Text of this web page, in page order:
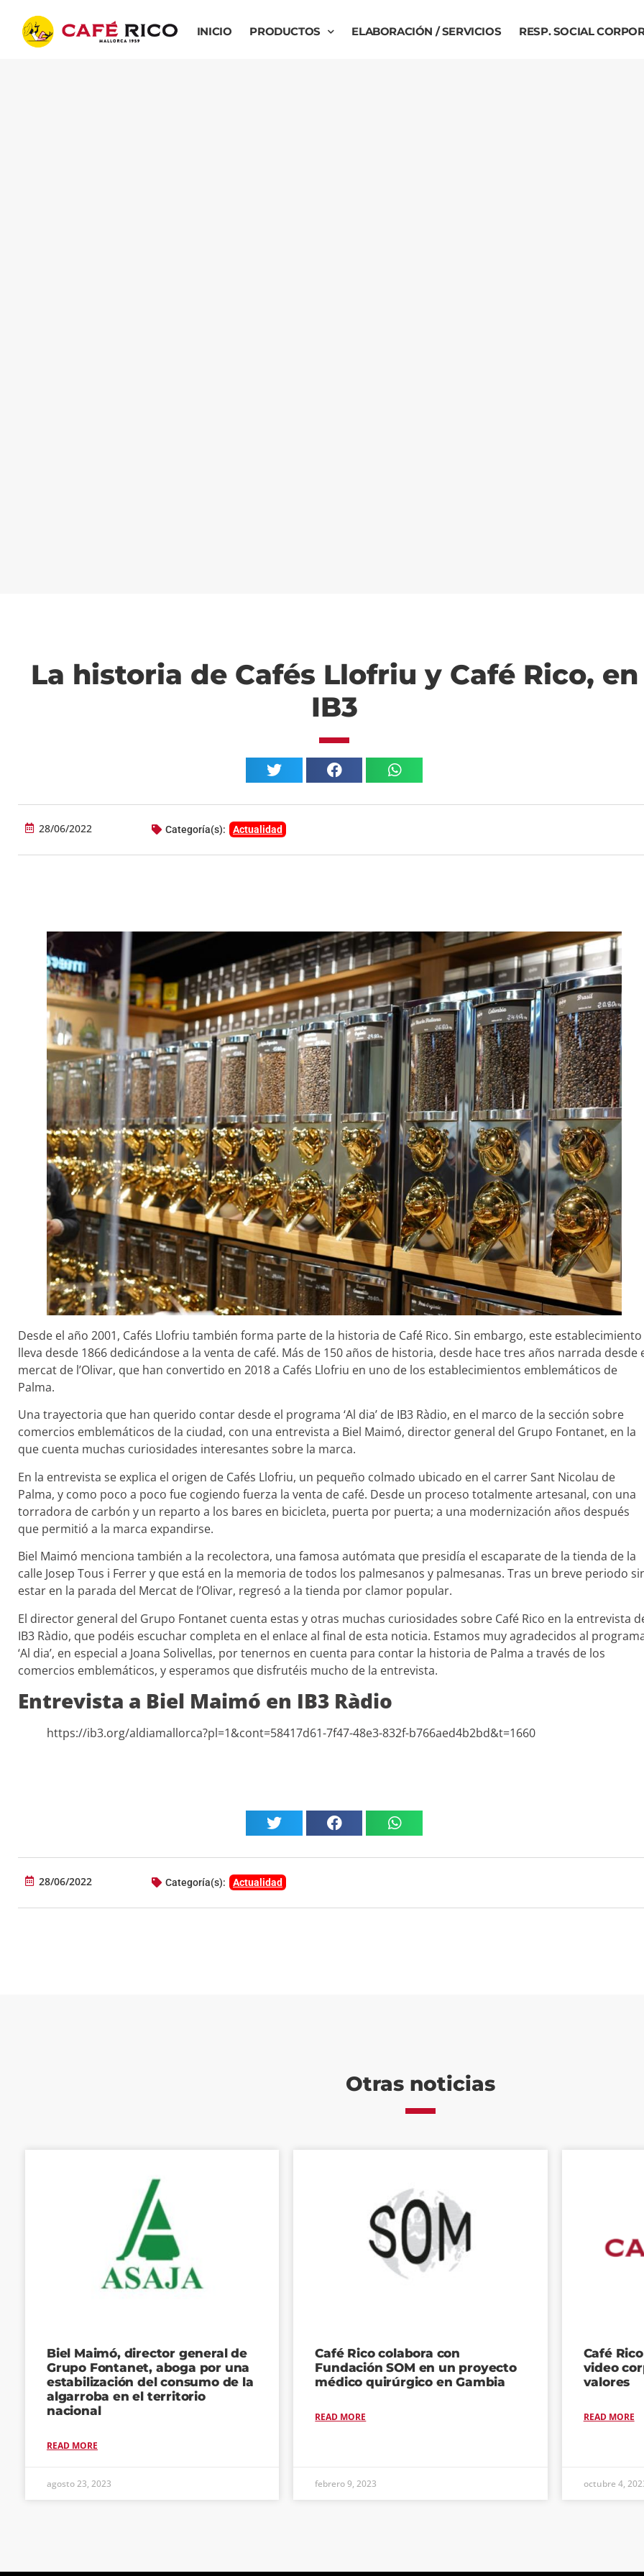
INICIO PRODUCTOS ELABORACIÓN / SERVICIOS RESP. SOCIAL
La historia de Cafés Llofriu y Café Rico, en
IB3
28/06/2022 Categoría(s): Actualidad
Desde el año 2001, Cafés Llofriu también forma parte de la historia de Café Rico. Sin embargo, este establecimiento
lleva desde 1866 dedicándose a la venta de café. Más de 150 años de historia, desde hace tres años narrada desde
mercat de l’Olivar, que han convertido en 2018 a Cafés Llofriu en uno de los establecimientos emblemáticos de
Palma.
Una trayectoria que han querido contar desde el programa ‘Al dia’ de IB3 Ràdio, en el marco de la sección sobre
comercios emblemáticos de la ciudad, con una entrevista a Biel Maimó, director general del Grupo Fontanet, en la
que cuenta muchas curiosidades interesantes sobre la marca.
En la entrevista se explica el origen de Cafés Llofriu, un pequeño colmado ubicado en el carrer Sant Nicolau de
Palma, y como poco a poco fue cogiendo fuerza la venta de café. Desde un proceso totalmente artesanal, con una
torradora de carbón y un reparto a los bares en bicicleta, puerta por puerta; a una modernización años después
que permitió a la marca expandirse.
Biel Maimó menciona también a la recolectora, una famosa autómata que presidía el escaparate de la tienda de la
calle Josep Tous i Ferrer y que está en la memoria de todos los palmesanos y palmesanas. Tras un breve periodo
estar en la parada del Mercat de l’Olivar, regresó a la tienda por clamor popular.
El director general del Grupo Fontanet cuenta estas y otras muchas curiosidades sobre Café Rico en la entrevista
IB3 Ràdio, que podéis escuchar completa en el enlace al final de esta noticia. Estamos muy agradecidos al
‘Al dia’, en especial a Joana Solivellas, por tenernos en cuenta para contar la historia de Palma a través de los
comercios emblemáticos, y esperamos que disfrutéis mucho de la entrevista.
Entrevista a Biel Maimó en IB3 Ràdio
https://ib3.org/aldiamallorca?pl=1&cont=58417d61-7f47-48e3-832f-b766aed4b2bd&t=1660
28/06/2022 Categoría(s): Actualidad
Otras noticias
Biel Maimó, director general de
Grupo Fontanet, aboga por una
estabilización del consumo de la
algarroba en el territorio
nacional
READ MORE
agosto 23, 2023
Café Rico colabora con
Fundación SOM en un proyecto
médico quirúrgico en Gambia
READ MORE
febrero 9, 2023
Café
video
valores
READ MORE
octubre 4,